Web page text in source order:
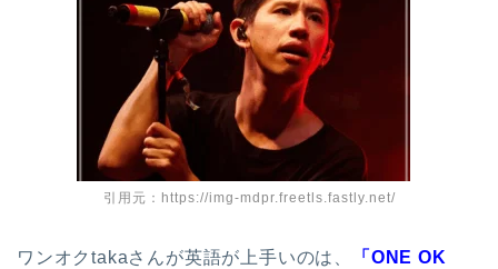
引用元：https://img-mdpr.freetls.fastly.net/
ワンオクtakaさんが英語が上手いのは、
「ONE OK